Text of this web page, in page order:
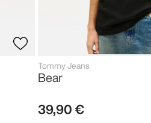
Tommy Jeans
Bear
39,90 €